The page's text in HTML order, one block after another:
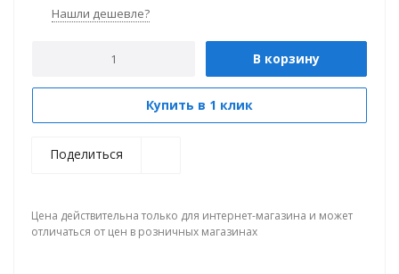
Нашли дешевле?
В корзину
Купить в 1 клик
Поделиться
Цена действительна только для интернет-магазина и может
отличаться от цен в розничных магазинах